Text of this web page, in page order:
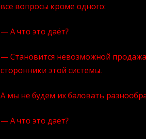
все вопросы кроме одного:
— А что это даёт?
— Становится невозможной
сторонники этой системы.
А мы не будем их баловать
— А что это даёт?